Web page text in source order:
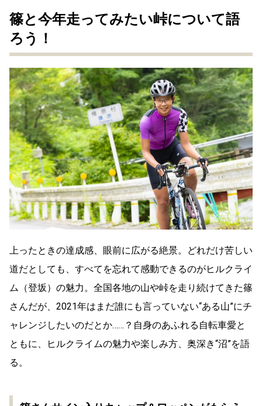
篠と今年走ってみたい峠について語
ろう！
上ったときの達成感、眼前に広がる絶景。どれだけ苦しい
道だとしても、すべてを忘れて感動できるのがヒルクライ
ム（登坂）の魅力。全国各地の山や峠を走り続けてきた篠
さんだが、2021年はまだ誰にも言っていない“ある山”にチ
ャレンジしたいのだとか……？自身のあふれる自転車愛と
ともに、ヒルクライムの魅力や楽しみ方、奥深き“沼”を語
る。